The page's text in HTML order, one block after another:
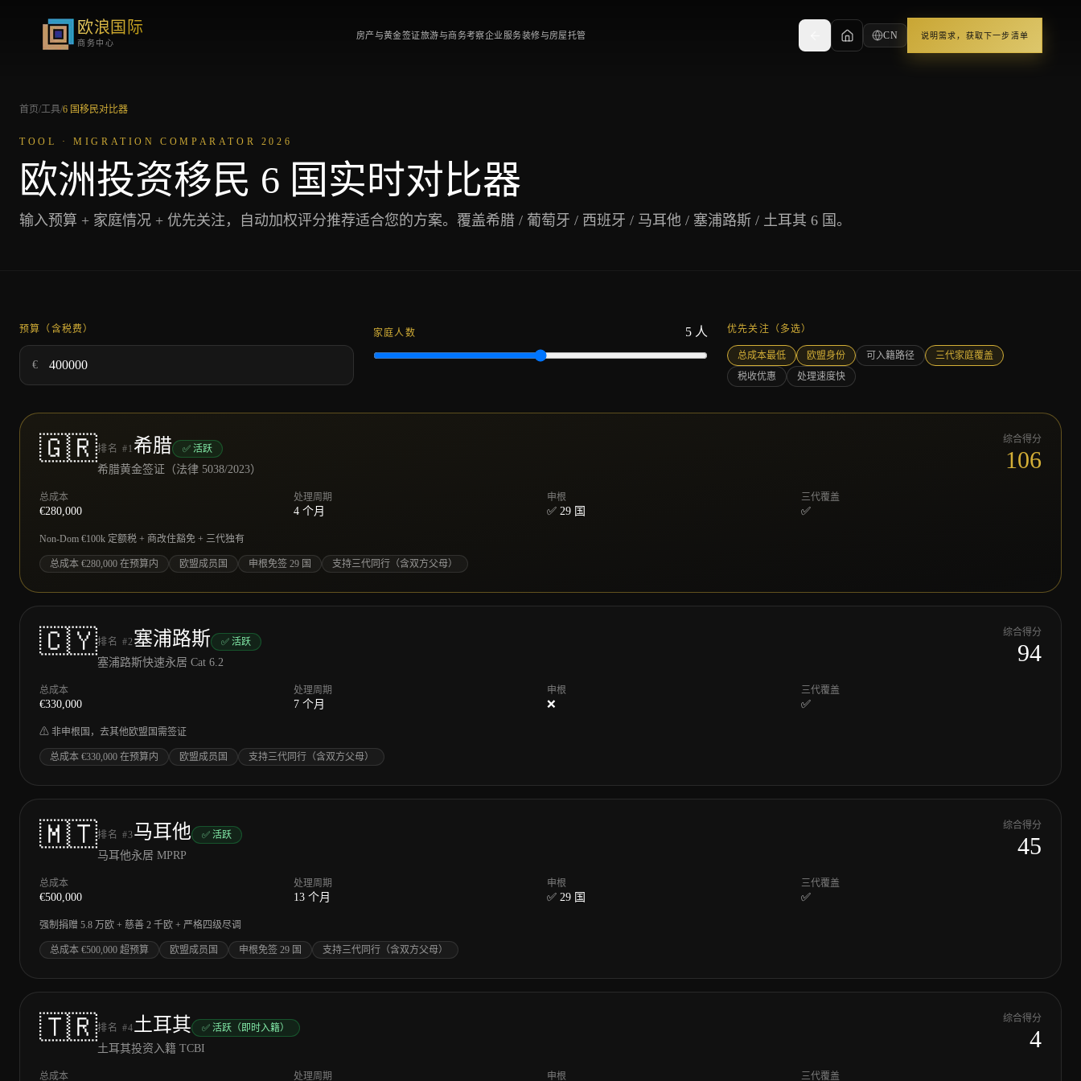
欧浪国际
商务中心
房产与黄金签证旅游与商务考察企业服务装修与房屋托管 CN 说明需求，获取下一步清单
首页/工具/6 国移民对比器
TOOL · MIGRATION COMPARATOR 2026
欧洲投资移民 6 国实时对比器
输入预算 + 家庭情况 + 优先关注，自动加权评分推荐适合您的方案。覆盖希腊 / 葡萄牙 / 西班牙 / 马耳他 / 塞浦路斯 / 土耳其 6 国。
预算（含税费）
€
家庭人数 5 人 优先关注（多选）
总成本最低 欧盟身份 可入籍路径
三代家庭覆盖
税收优惠
处理速度快
🇬🇷排名 #1 希腊 ✅ 活跃
希腊黄金签证（法律 5038/2023）
综合得分
106
总成本
€280,000
处理周期
4 个月
申根
✅ 29 国
三代覆盖
✅
Non-Dom €100k 定额税 + 商改住豁免 + 三代独有
总成本 €280,000 在预算内 欧盟成员国 申根免签 29 国 支持三代同行（含双方父母）
🇨🇾排名 #2塞浦路斯 ✅ 活跃
塞浦路斯快速永居 Cat 6.2
综合得分
94
总成本
€330,000
处理周期
7 个月
申根
❌
三代覆盖
✅
⚠ 非申根国，去其他欧盟国需签证
总成本 €330,000 在预算内 欧盟成员国 支持三代同行（含双方父母）
🇲🇹排名 #3马耳他 ✅ 活跃
马耳他永居 MPRP
综合得分
45
总成本
€500,000
处理周期
13 个月
申根
✅ 29 国
三代覆盖
✅
强制捐赠 5.8 万欧 + 慈善 2 千欧 + 严格四级尽调
总成本 €500,000 超预算 欧盟成员国 申根免签 29 国 支持三代同行（含双方父母）
🇹🇷排名 #4 土耳其 ✅ 活跃（即时入籍）
土耳其投资入籍 TCBI
综合得分
4
总成本 处理周期 申根 三代覆盖